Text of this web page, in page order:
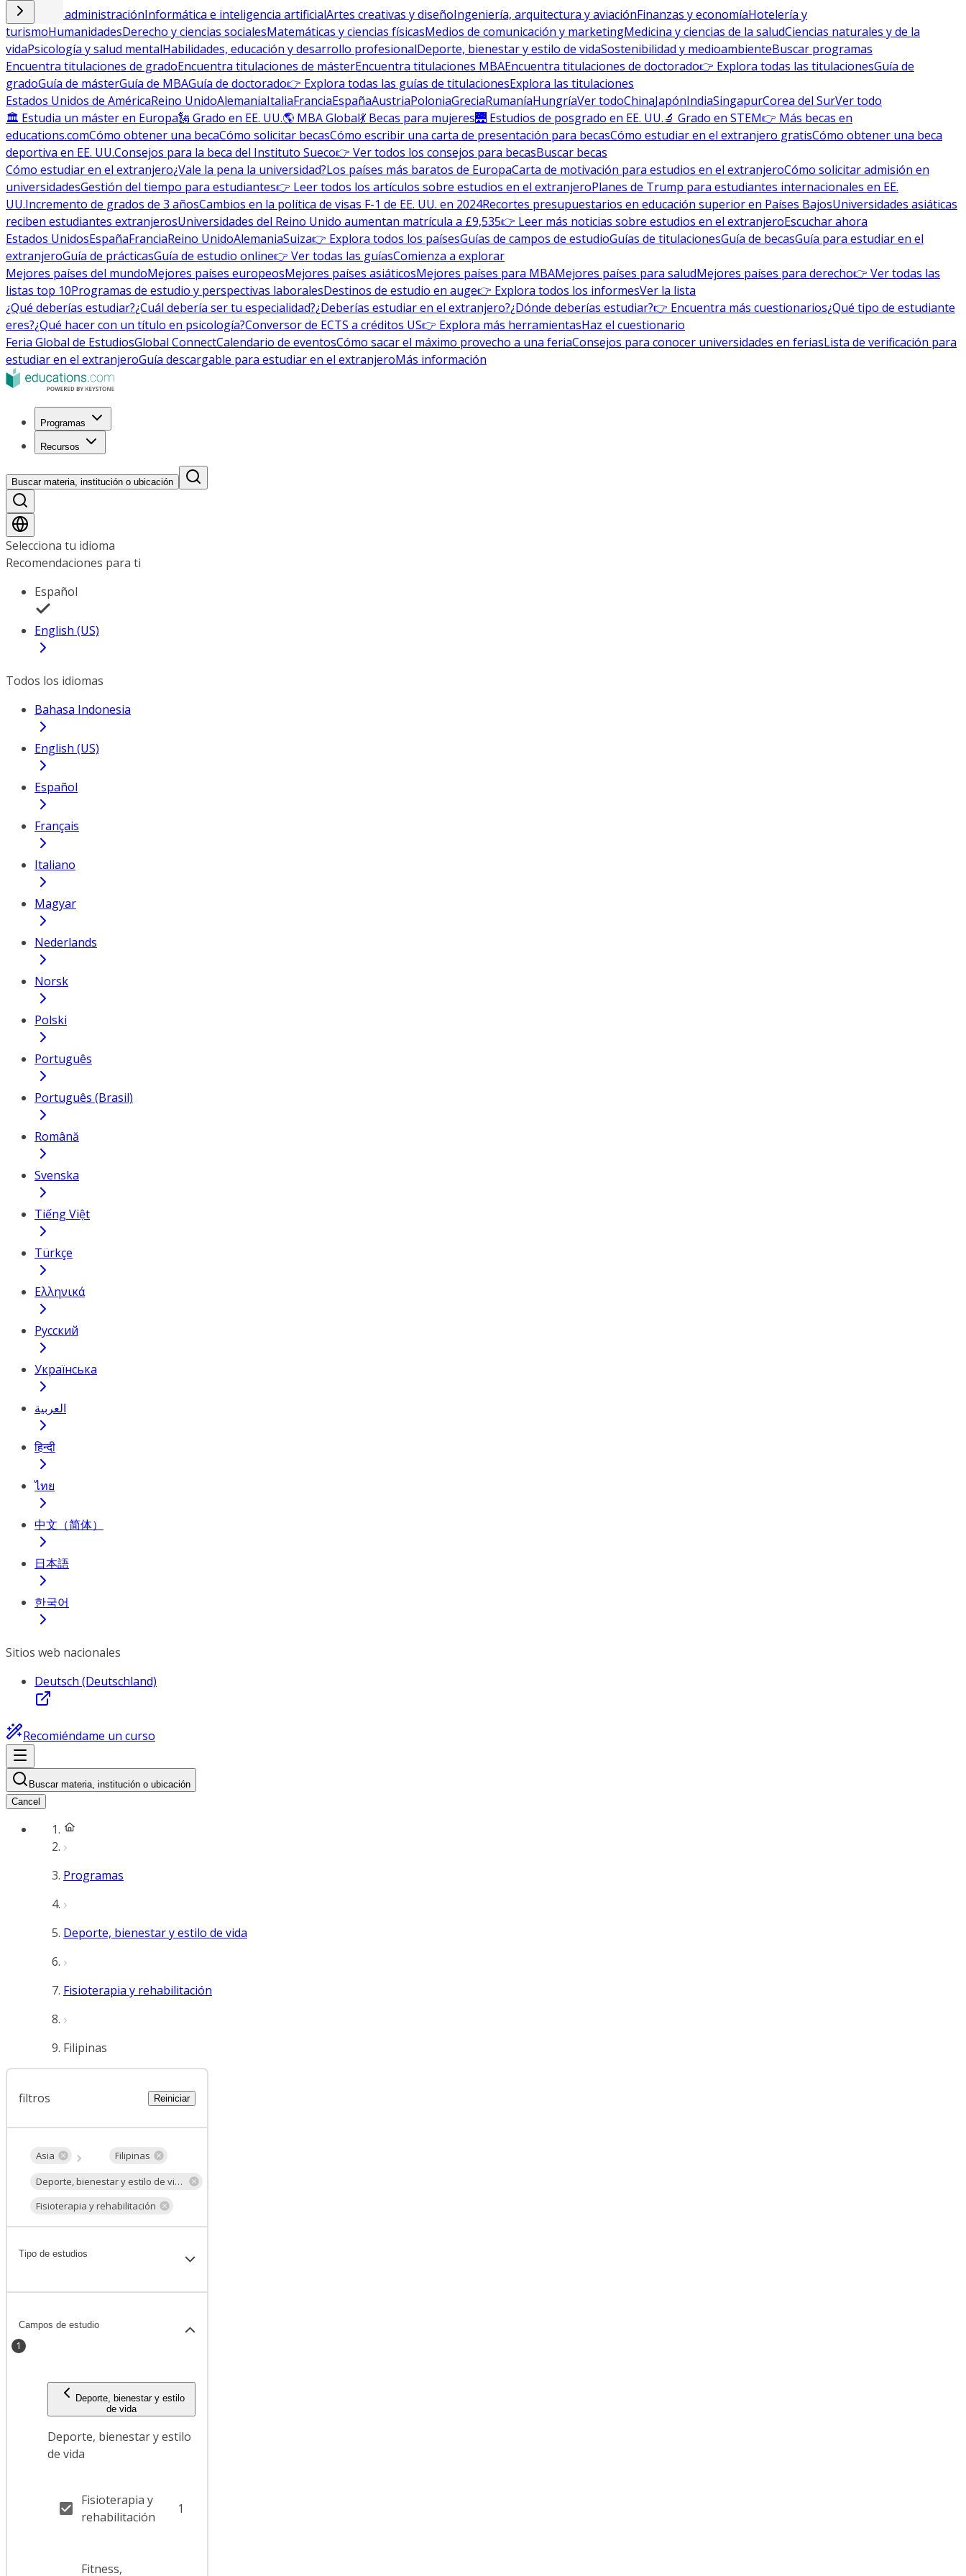
Empresa y administraciónInformática e inteligencia artificialArtes creativas y diseñoIngeniería, arquitectura y aviaciónFinanzas y economíaHotelería y
turismoHumanidadesDerecho y ciencias socialesMatemáticas y ciencias físicasMedios de comunicación y marketingMedicina y ciencias de la saludCiencias naturales y de la
vidaPsicología y salud mentalHabilidades, educación y desarrollo profesionalDeporte, bienestar y estilo de vidaSostenibilidad y medioambienteBuscar programas
Encuentra titulaciones de gradoEncuentra titulaciones de másterEncuentra titulaciones MBAEncuentra titulaciones de doctorado👉 Explora todas las titulacionesGuía de
gradoGuía de másterGuía de MBAGuía de doctorado👉 Explora todas las guías de titulacionesExplora las titulaciones
Estados Unidos de AméricaReino UnidoAlemaniaItaliaFranciaEspañaAustriaPoloniaGreciaRumaníaHungríaVer todoChinaJapónIndiaSingapurCorea del SurVer todo
🏛 Estudia un máster en Europa🗽 Grado en EE. UU.🌎 MBA Global💃 Becas para mujeres🌉 Estudios de posgrado en EE. UU.🔬 Grado en STEM👉 Más becas en
educations.comCómo obtener una becaCómo solicitar becasCómo escribir una carta de presentación para becasCómo estudiar en el extranjero gratisCómo obtener una beca
deportiva en EE. UU.Consejos para la beca del Instituto Sueco👉 Ver todos los consejos para becasBuscar becas
Cómo estudiar en el extranjero¿Vale la pena la universidad?Los países más baratos de EuropaCarta de motivación para estudios en el extranjeroCómo solicitar admisión en
universidadesGestión del tiempo para estudiantes👉 Leer todos los artículos sobre estudios en el extranjeroPlanes de Trump para estudiantes internacionales en EE.
UU.Incremento de grados de 3 añosCambios en la política de visas F-1 de EE. UU. en 2024Recortes presupuestarios en educación superior en Países BajosUniversidades asiáticas
reciben estudiantes extranjerosUniversidades del Reino Unido aumentan matrícula a £9,535👉 Leer más noticias sobre estudios en el extranjeroEscuchar ahora
Estados UnidosEspañaFranciaReino UnidoAlemaniaSuiza👉 Explora todos los paísesGuías de campos de estudioGuías de titulacionesGuía de becasGuía para estudiar en el
extranjeroGuía de prácticasGuía de estudio online👉 Ver todas las guíasComienza a explorar
Mejores países del mundoMejores países europeosMejores países asiáticosMejores países para MBAMejores países para saludMejores países para derecho👉 Ver todas las
listas top 10Programas de estudio y perspectivas laboralesDestinos de estudio en auge👉 Explora todos los informesVer la lista
¿Qué deberías estudiar?¿Cuál debería ser tu especialidad?¿Deberías estudiar en el extranjero?¿Dónde deberías estudiar?👉 Encuentra más cuestionarios¿Qué tipo de estudiante
eres?¿Qué hacer con un título en psicología?Conversor de ECTS a créditos US👉 Explora más herramientasHaz el cuestionario
Feria Global de EstudiosGlobal ConnectCalendario de eventosCómo sacar el máximo provecho a una feriaConsejos para conocer universidades en feriasLista de verificación para
estudiar en el extranjeroGuía descargable para estudiar en el extranjeroMás información
Programas
Recursos
Buscar materia, institución o ubicación
Selecciona tu idioma
Recomendaciones para ti
Español
English (US)
Todos los idiomas
Bahasa Indonesia
English (US)
Español
Français
Italiano
Magyar
Nederlands
Norsk
Polski
Português
Português (Brasil)
Română
Svenska
Tiếng Việt
Türkçe
Ελληνικά
Русский
Українська
العربية
हिन्दी
ไทย
中文（简体）
日本語
한국어
Sitios web nacionales
Deutsch (Deutschland)
Recomiéndame un curso
Buscar materia, institución o ubicación
Cancel
Programas
Deporte, bienestar y estilo de vida
Fisioterapia y rehabilitación
Filipinas
filtros Reiniciar
Asia
Filipinas
Deporte, bienestar y estilo de vida
Fisioterapia y rehabilitación
Tipo de estudios
Campos de estudio
1
Deporte, bienestar y estilo
de vida
Deporte, bienestar y estilo
de vida
Fisioterapia y
rehabilitación
1
Fitness,